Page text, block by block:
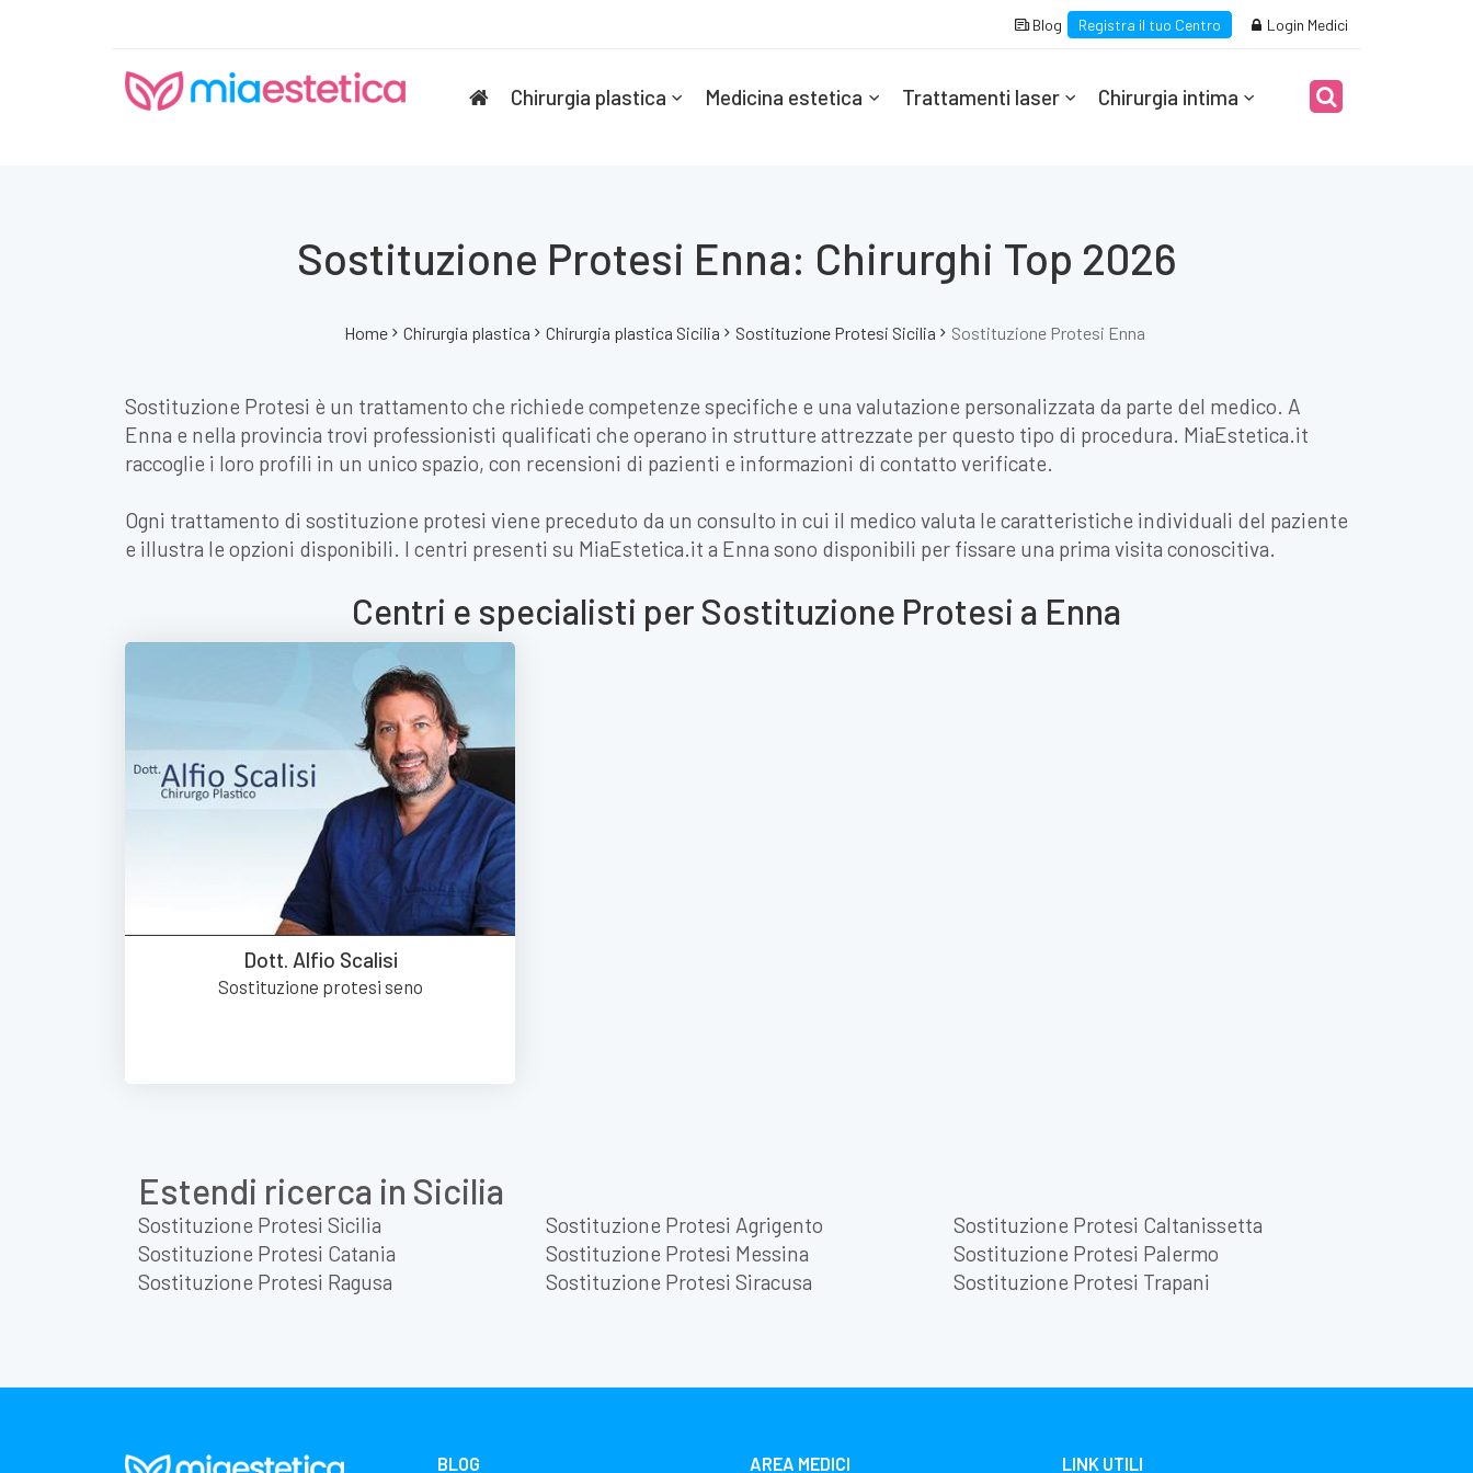
Blog Registra il tuo Centro Login Medici
Chirurgia plastica Medicina estetica Trattamenti laser Chirurgia intima
Sostituzione Protesi Enna: Chirurghi Top 2026
Home Chirurgia plastica Chirurgia plastica Sicilia Sostituzione Protesi Sicilia Sostituzione Protesi Enna
Sostituzione Protesi è un trattamento che richiede competenze specifiche e una valutazione personalizzata da parte del medico. A
Enna e nella provincia trovi professionisti qualificati che operano in strutture attrezzate per questo tipo di procedura. MiaEstetica.it
raccoglie i loro profili in un unico spazio, con recensioni di pazienti e informazioni di contatto verificate.
Ogni trattamento di sostituzione protesi viene preceduto da un consulto in cui il medico valuta le caratteristiche individuali del paziente
e illustra le opzioni disponibili. I centri presenti su MiaEstetica.it a Enna sono disponibili per fissare una prima visita conoscitiva.
Centri e specialisti per Sostituzione Protesi a Enna
Dott. Alfio Scalisi
Sostituzione protesi seno
Estendi ricerca in Sicilia
Sostituzione Protesi Sicilia Sostituzione Protesi Agrigento
Sostituzione Protesi Caltanissetta
Sostituzione Protesi Catania
Sostituzione Protesi Messina
Sostituzione Protesi Palermo
Sostituzione Protesi Ragusa
Sostituzione Protesi Siracusa Sostituzione Protesi Trapani
BLOG AREA MEDICI LINK UTILI